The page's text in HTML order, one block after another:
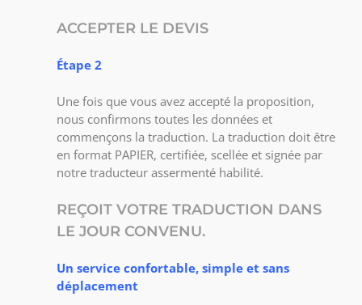
ACCEPTER LE DEVIS
Étape 2
Une fois que vous avez accepté la proposition,
nous confirmons toutes les données et
commençons la traduction. La traduction doit être
en format PAPIER, certifiée, scellée et signée par
notre traducteur assermenté habilité.
REÇOIT VOTRE TRADUCTION DANS
LE JOUR CONVENU.
Un service confortable, simple et sans
déplacement